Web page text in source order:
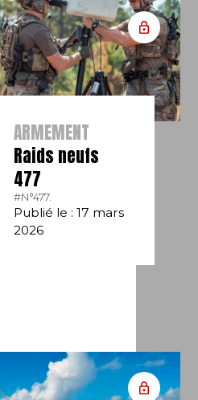
ARMEMENT
Raids neufs
477
#N°477.
Publié le : 17 mars
2026